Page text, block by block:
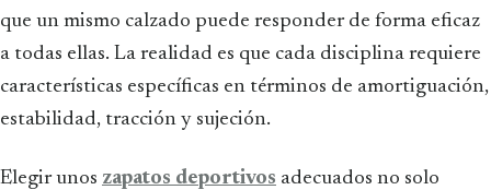
que un mismo calzado puede responder de forma eficaz
a todas ellas. La realidad es que cada disciplina requiere
características específicas en términos de amortiguación,
estabilidad, tracción y sujeción.
Elegir unos zapatos deportivos adecuados no solo